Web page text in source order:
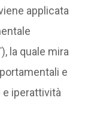
applicata
la quale mira
e
e iperattività